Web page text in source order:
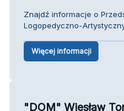
Znajdź informacje o
Logopedyczno-
Więcej informacji
"DOM" Wiesław